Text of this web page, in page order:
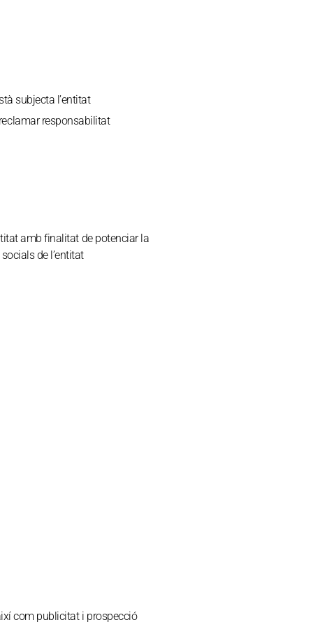
subjecta l’entitat
responsabilitat
amb finalitat de potenciar la
de l’entitat
com publicitat i prospecció